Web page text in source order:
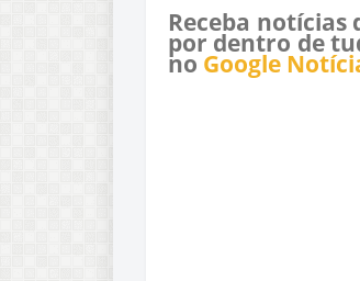
Receba notícias
por dentro de
no Google